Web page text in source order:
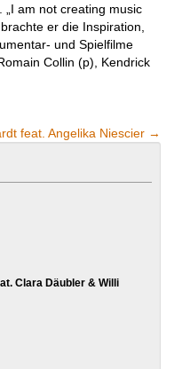
am not creating music
er die Inspiration,
und Spielfilme
Collin (p), Kendrick
feat. Angelika Niescier →
Clara Däubler & Willi